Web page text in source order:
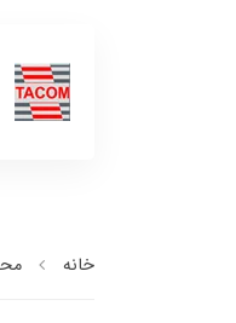
خانه